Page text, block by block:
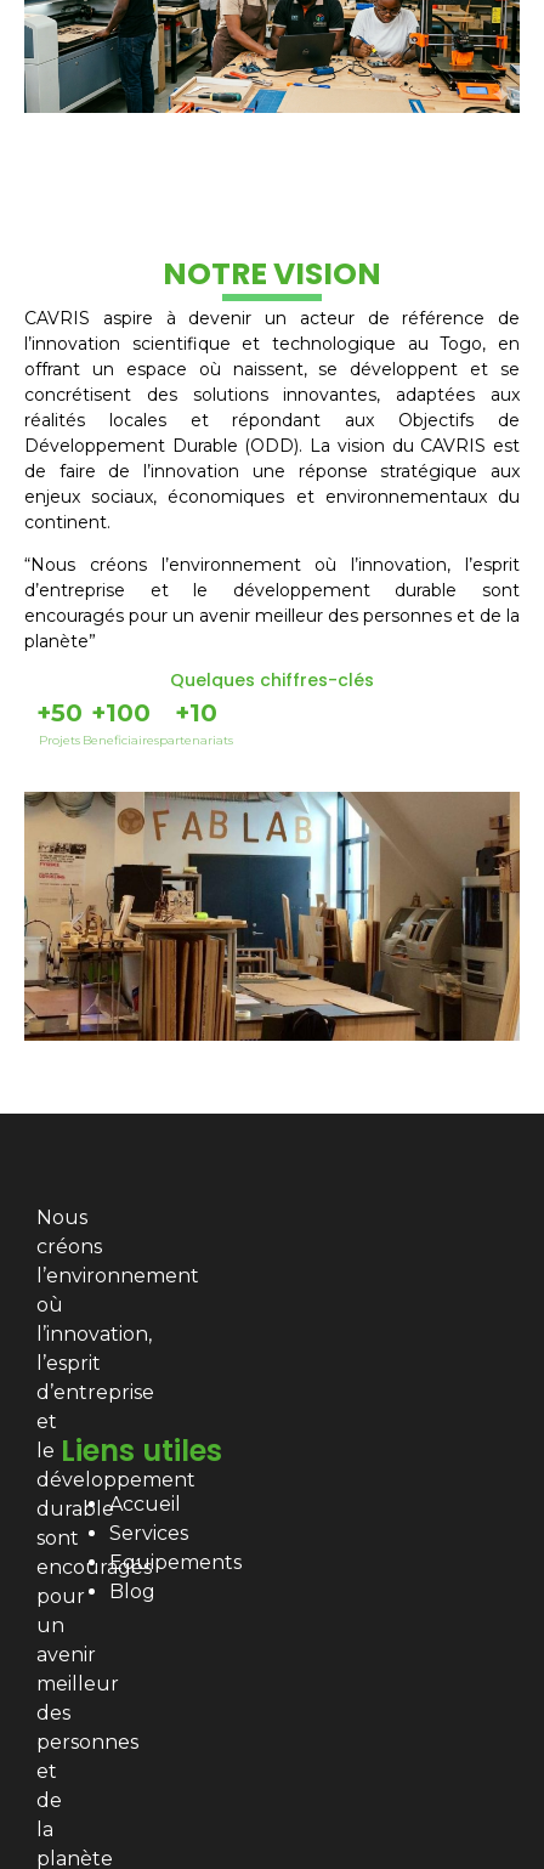
NOTRE VISION
CAVRIS aspire à devenir un acteur de référence de
l’innovation scientifique et technologique au Togo, en
offrant un espace où naissent, se développent et se
concrétisent des solutions innovantes, adaptées aux
réalités locales et répondant aux Objectifs de
Développement Durable (ODD). La vision du CAVRIS est
de faire de l’innovation une réponse stratégique aux
enjeux sociaux, économiques et environnementaux du
continent.
“Nous créons l’environnement où l’innovation, l’esprit
d’entreprise et le développement durable sont
encouragés pour un avenir meilleur des personnes et de la
planète”
Quelques chiffres-clés
Projets
+50
Beneficiaires
+100
partenariats
+10
Nous
créons
l’environnement
où
l’innovation,
l’esprit
d’entreprise
et
le
développement
durable
sont
encouragés
pour
un
avenir
meilleur
des
personnes
et
de
la
planète
Liens utiles
Accueil
Services
Equipements
Blog